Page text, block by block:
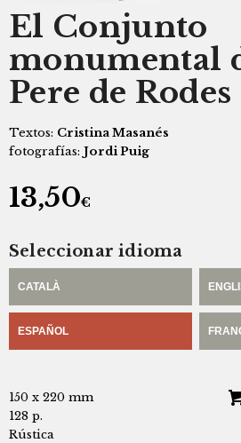
El Conjunto
monumental
Pere de Rodes
Textos: Cristina Masanés
fotografías: Jordi Puig
13,50€
Seleccionar idioma
CATALÀ
ESPAÑOL
150 x 220 mm
128 p.
Rústica